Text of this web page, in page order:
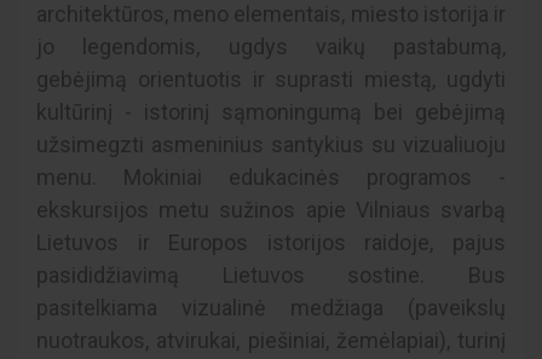
architektūros, meno elementais, miesto istorija ir
jo legendomis, ugdys vaikų pastabumą,
gebėjimą orientuotis ir suprasti miestą, ugdyti
kultūrinį - istorinį sąmoningumą bei gebėjimą
užsimegzti asmeninius santykius su vizualiuoju
menu. Mokiniai edukacinės programos -
ekskursijos metu sužinos apie Vilniaus svarbą
Lietuvos ir Europos istorijos raidoje, pajus
pasididžiavimą Lietuvos sostine. Bus
pasitelkiama vizualinė medžiaga (paveikslų
nuotraukos, atvirukai, piešiniai, žemėlapiai), turinį